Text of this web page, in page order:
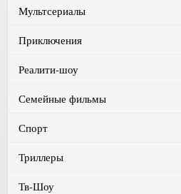
Мультсериалы
Приключения
Реалити-шоу
Семейные фильмы
Спорт
Триллеры
Тв-Шоу